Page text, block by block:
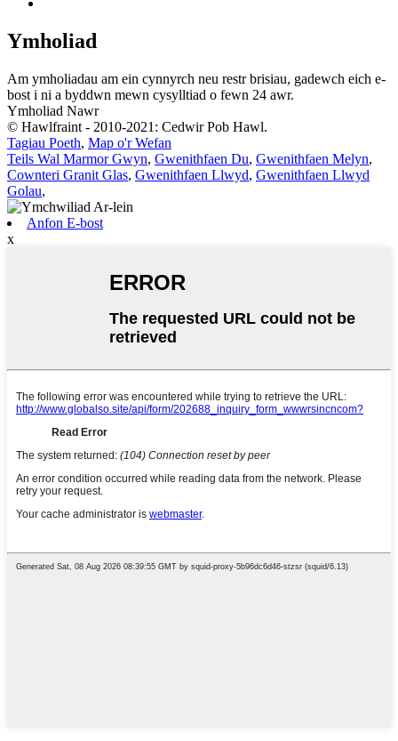
Ymholiad
Am ymholiadau am ein cynnyrch neu restr brisiau, gadewch eich e-
bost i ni a byddwn mewn cysylltiad o fewn 24 awr.
Ymholiad Nawr
© Hawlfraint - 2010-2021: Cedwir Pob Hawl.
Tagiau Poeth, Map o'r Wefan
Teils Wal Marmor Gwyn, Gwenithfaen Du, Gwenithfaen Melyn,
Cownteri Granit Glas, Gwenithfaen Llwyd, Gwenithfaen Llwyd
Golau,
Anfon E-bost
x